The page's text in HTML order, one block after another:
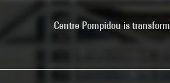
Centre Pompidou is